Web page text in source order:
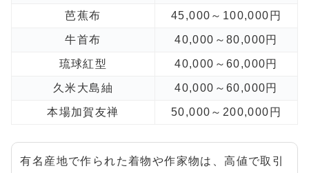
芭蕉布 45,000～100,000円
牛首布 40,000～80,000円
琉球紅型 40,000～60,000円
久米大島紬 40,000～60,000円
本場加賀友禅 50,000～200,000円
有名産地で作られた着物や作家物は、高値で取引